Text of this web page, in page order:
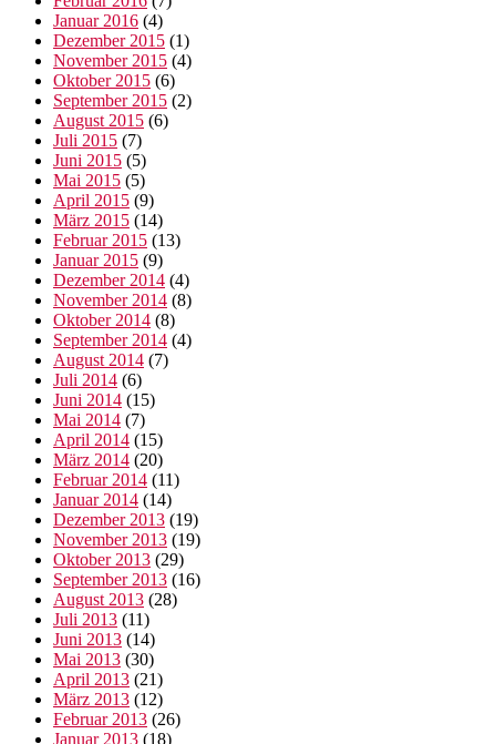
Januar 2016 (4)
Dezember 2015 (1)
November 2015 (4)
Oktober 2015 (6)
September 2015 (2)
August 2015 (6)
Juli 2015 (7)
Juni 2015 (5)
Mai 2015 (5)
April 2015 (9)
März 2015 (14)
Februar 2015 (13)
Januar 2015 (9)
Dezember 2014 (4)
November 2014 (8)
Oktober 2014 (8)
September 2014 (4)
August 2014 (7)
Juli 2014 (6)
Juni 2014 (15)
Mai 2014 (7)
April 2014 (15)
März 2014 (20)
Februar 2014 (11)
Januar 2014 (14)
Dezember 2013 (19)
November 2013 (19)
Oktober 2013 (29)
September 2013 (16)
August 2013 (28)
Juli 2013 (11)
Juni 2013 (14)
Mai 2013 (30)
April 2013 (21)
März 2013 (12)
Februar 2013 (26)
Januar 2013 (18)